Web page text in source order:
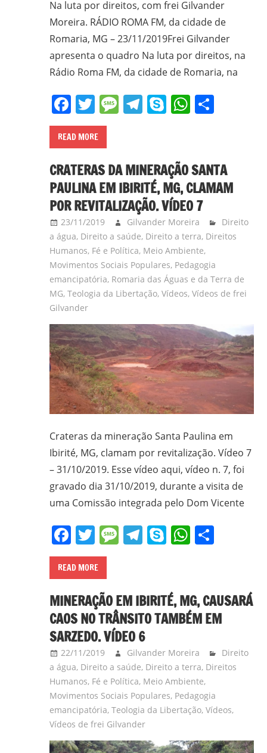
Na luta por direitos, com frei Gilvander
Moreira. RÁDIO ROMA FM, da cidade de
Romaria, MG – 23/11/2019Frei Gilvander
apresenta o quadro Na luta por direitos, na
Rádio Roma FM, da cidade de Romaria, na
Facebook
Twitter
Message
Telegram
SkypeShare
READ MORE
CRATERAS DA MINERAÇÃO SANTA
PAULINA EM IBIRITÉ, MG, CLAMAM
POR REVITALIZAÇÃO. VÍDEO 7
23/11/2019 Gilvander Moreira
Direito
a água, Direito a saúde, Direito a terra, Direitos
Humanos, Fé e Política, Meio Ambiente,
Movimentos Sociais Populares, Pedagogia
emancipatória, Romaria das Águas e da Terra de
MG, Teologia da Libertação, Vídeos, Vídeos de frei
Gilvander
Crateras da mineração Santa Paulina em
Ibirité, MG, clamam por revitalização. Vídeo 7
– 31/10/2019. Esse vídeo aqui, vídeo n. 7, foi
gravado dia 31/10/2019, durante a visita de
uma Comissão integrada pelo Dom Vicente
Facebook
Twitter
Message
Telegram
SkypeShare
READ MORE
MINERAÇÃO EM IBIRITÉ, MG, CAUSARÁ
CAOS NO TRÂNSITO TAMBÉM EM
SARZEDO. VÍDEO 6
22/11/2019 Gilvander Moreira
Direito
a água, Direito a saúde, Direito a terra, Direitos
Humanos, Fé e Política, Meio Ambiente,
Movimentos Sociais Populares, Pedagogia
emancipatória, Teologia da Libertação, Vídeos,
Vídeos de frei Gilvander